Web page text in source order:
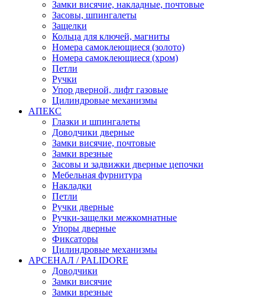
Замки висячие, накладные, почтовые
Засовы, шпингалеты
Защелки
Кольца для ключей, магниты
Номера самоклеющиеся (золото)
Номера самоклеющиеся (хром)
Петли
Ручки
Упор дверной, лифт газовые
Цилиндровые механизмы
АПЕКС
Глазки и шпингалеты
Доводчики дверные
Замки висячие, почтовые
Замки врезные
Засовы и задвижки дверные цепочки
Мебельная фурнитура
Накладки
Петли
Ручки дверные
Ручки-защелки межкомнатные
Упоры дверные
Фиксаторы
Цилиндровые механизмы
АРСЕНАЛ / PALIDORE
Доводчики
Замки висячие
Замки врезные